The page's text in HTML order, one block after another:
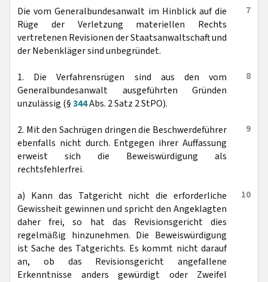
7
Die vom Generalbundesanwalt im Hinblick auf die
Rüge der Verletzung materiellen Rechts
vertretenen Revisionen der Staatsanwaltschaft und
der Nebenkläger sind unbegründet.
8
1. Die Verfahrensrügen sind aus den vom
Generalbundesanwalt ausgeführten Gründen
unzulässig (§344Abs. 2 Satz 2 StPO).
9
2. Mit den Sachrügen dringen die Beschwerdeführer
ebenfalls nicht durch. Entgegen ihrer Auffassung
erweist sich die Beweiswürdigung als
rechtsfehlerfrei.
10
a) Kann das Tatgericht nicht die erforderliche
Gewissheit gewinnen und spricht den Angeklagten
daher frei, so hat das Revisionsgericht dies
regelmäßig hinzunehmen. Die Beweiswürdigung
ist Sache des Tatgerichts. Es kommt nicht darauf
an, ob das Revisionsgericht angefallene
Erkenntnisse anders gewürdigt oder Zweifel